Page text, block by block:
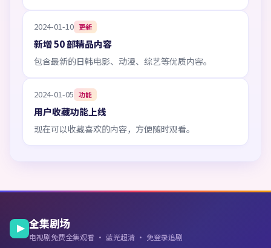
2024-01-10 更新
新增 50 部精品内容
包含最新的日韩电影、动漫、综艺等优质内容。
2024-01-05 功能
用户收藏功能上线
现在可以收藏喜欢的内容，方便随时观看。
全集剧场
电视剧免费全集观看 · 蓝光超清 · 免登录追剧